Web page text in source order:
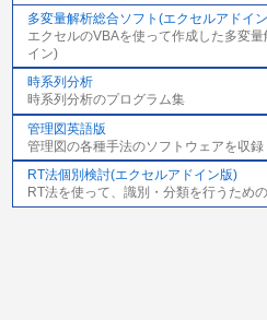
多変量解析総合ソフト(エクセルアドイ
エクセルのVBAを使って作成した多変
イン)
時系列分析
時系列分析のプログラム集
管理図英語版
管理図の各種手法のソフトウェアを収録
RT法個別検討(エクセルアドイン版)
RT法を使って、識別・分類を行うため